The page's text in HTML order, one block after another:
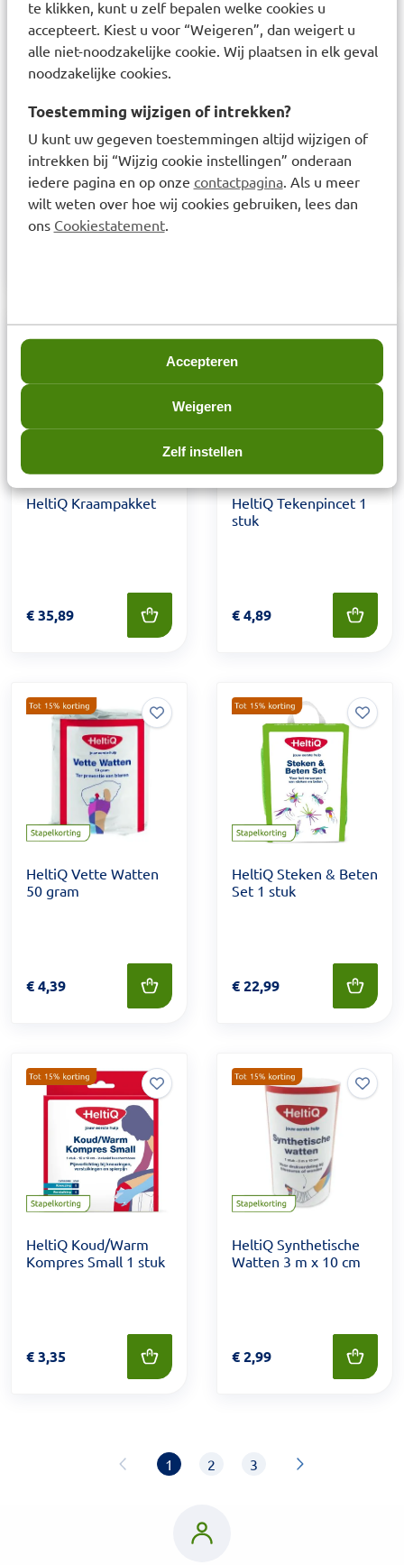
te klikken, kunt u zelf bepalen welke cookies u
accepteert. Kiest u voor “Weigeren”, dan weigert u
alle niet-noodzakelijke cookie. Wij plaatsen in elk geval
noodzakelijke cookies.
Toestemming wijzigen of intrekken?
U kunt uw gegeven toestemmingen altijd wijzigen of
intrekken bij “Wijzig cookie instellingen” onderaan
iedere pagina en op onze contactpagina. Als u meer
wilt weten over hoe wij cookies gebruiken, lees dan
ons Cookiestatement.
Accepteren
Weigeren
Zelf instellen
HeltiQ
Zalfgaaskompres 7,5 x
10cm 6 stuks
HeltiQ Eilandpleisters
XXL 4 stuks
HeltiQ Kraampakket
Prijs: € 35,89
€35,89
HeltiQ Tekenpincet 1
stuk
Prijs: € 4,89
€4,89
HeltiQ Vette Watten
50 gram
Prijs: € 4,39
€4,39
HeltiQ Steken & Beten
Set 1 stuk
Prijs: € 22,99
€22,99
HeltiQ Koud/Warm
Kompres Small 1 stuk
Prijs: € 3,35
€3,35
HeltiQ Synthetische
Watten 3 m x 10 cm
Prijs: € 2,99
€2,99
1 2 3